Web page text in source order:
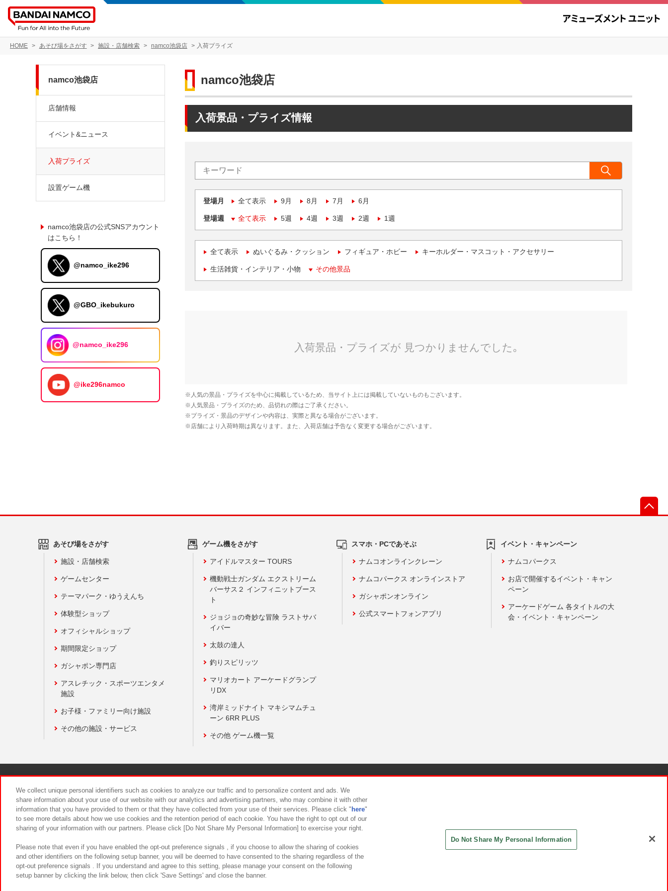
HOME あそび場をさがす 施設・店舗検索 namco池袋店 入荷プライズ
namco池袋店
入荷景品・プライズ情報
登場月 全て表示 9月 8月 7月 6月
登場週 全て表示 5週 4週 3週 2週 1週
全て表示 ぬいぐるみ・クッション フィギュア・ホビー キーホルダー・マスコット・アクセサリー
生活雑貨・インテリア・小物 その他景品
namco池袋店
店舗情報
イベント&ニュース
入荷プライズ
設置ゲーム機
namco池袋店の公式SNSアカウント
はこちら！
@namco_ike296
@GBO_ikebukuro
@namco_ike296
@ike296namco
あそび場をさがす
施設・店舗検索
ゲームセンター
テーマパーク・ゆうえんち
体験型ショップ
オフィシャルショップ
期間限定ショップ
ガシャポン専門店
アスレチック・スポーツエンタメ
施設
お子様・ファミリー向け施設
その他の施設・サービス
ゲーム機をさがす
アイドルマスター TOURS
機動戦士ガンダム エクストリーム
バーサス２ インフィニットブース
ト
ジョジョの奇妙な冒険 ラストサバ
イバー
太鼓の達人
釣りスピリッツ
マリオカート アーケードグランプ
リDX
湾岸ミッドナイト マキシマムチュ
ーン 6RR PLUS
その他 ゲーム機一覧
スマホ・PCであそぶ
ナムコオンラインクレーン
ナムコパークス オンラインストア
ガシャポンオンライン
公式スマートフォンアプリ
イベント・キャンペーン
ナムコパークス
お店で開催するイベント・キャン
ペーン
アーケードゲーム 各タイトルの大
会・イベント・キャンペーン
食品のご提供について カスタマーハラスメント対応方針
We collect unique personal identifiers such as cookies to analyze our traffic and to personalize content and ads. We
share information about your use of our website with our analytics and advertising partners, who may combine it with other
information that you have provided to them or that they have collected from your use of their services. Please click " here"
to see more details about how we use cookies and the retention period of each cookie. You have the right to opt out of our
sharing of your information with our partners. Please click [Do Not Share My Personal Information] to exercise your right.
Please note that even if you have enabled the opt-out preference signals , if you choose to allow the sharing of cookies
and other identifiers on the following setup banner, you will be deemed to have consented to the sharing regardless of the
opt-out preference signals . If you understand and agree to this setting, please manage your consent on the following
setup banner by clicking the link below, then click 'Save Settings' and close the banner.
Do Not Share My Personal Information